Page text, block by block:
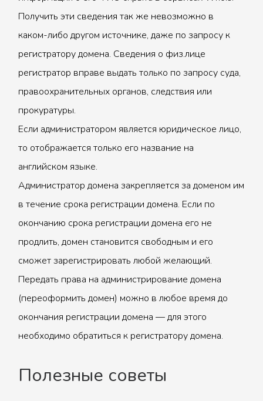
Получить эти сведения так же невозможно в
каком-либо другом источнике, даже по запросу к
регистратору домена. Сведения о физ.лице
регистратор вправе выдать только по запросу суда,
правоохранительных органов, следствия или
прокуратуры.
Если администратором является юридическое лицо,
то отображается только его название на
английском языке.
Администратор домена закрепляется за доменом им
в течение срока регистрации домена. Если по
окончанию срока регистрации домена его не
продлить, домен становится свободным и его
сможет зарегистрировать любой желающий.
Передать права на администрирование домена
(переоформить домен) можно в любое время до
окончания регистрации домена — для этого
необходимо обратиться к регистратору домена.
Полезные советы